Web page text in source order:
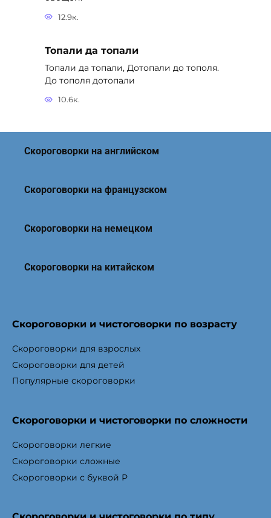
12.9к.
Топали да топали
Топали да топали, Дотопали до тополя.
До тополя дотопали
10.6к.
Скороговорки на английском
Скороговорки на французском
Скороговорки на немецком
Скороговорки на китайском
Скороговорки и чистоговорки по возрасту
Скороговорки для взрослых
Скороговорки для детей
Популярные скороговорки
Скороговорки и чистоговорки по сложности
Скороговорки легкие
Скороговорки сложные
Скороговорки с буквой Р